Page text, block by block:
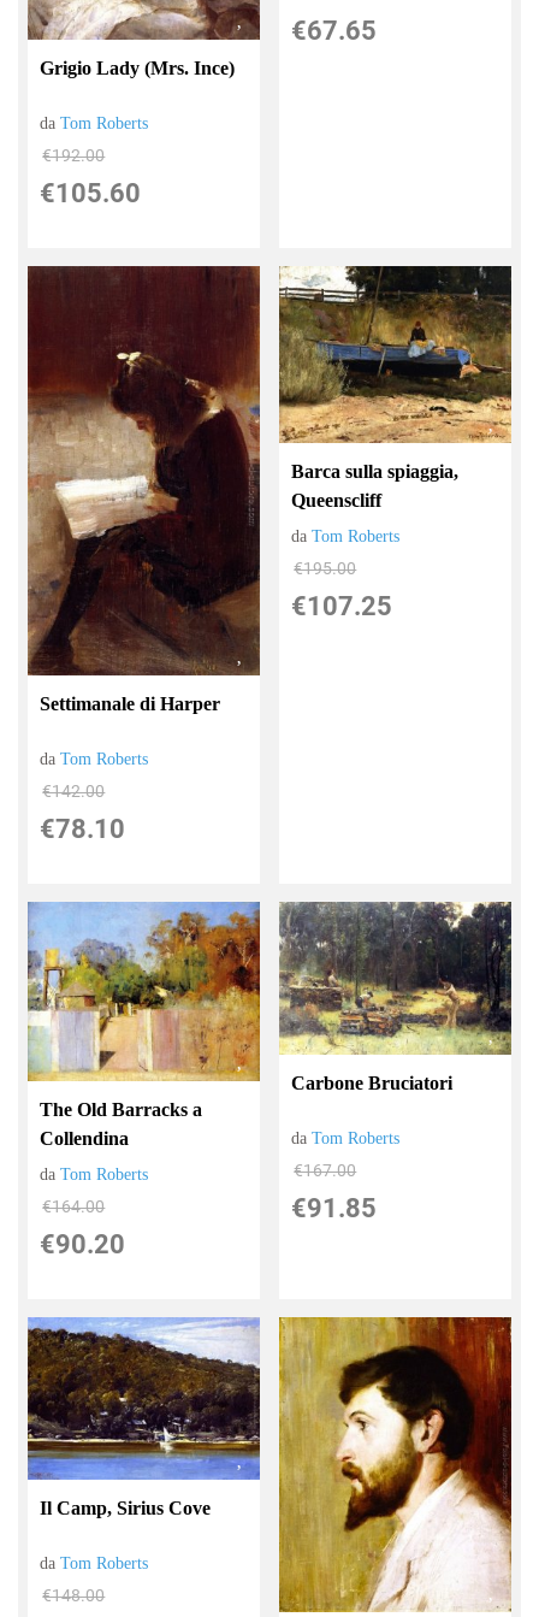
Grigio Lady (Mrs. Ince)
daTom Roberts
€192.00
€105.60
€67.65
Settimanale di Harper
daTom Roberts
€142.00
€78.10
Barca sulla spiaggia,
Queenscliff
daTom Roberts
€195.00
€107.25
The Old Barracks a
Collendina
daTom Roberts
€164.00
€90.20
Carbone Bruciatori
daTom Roberts
€167.00
€91.85
Il Camp, Sirius Cove
daTom Roberts
€148.00